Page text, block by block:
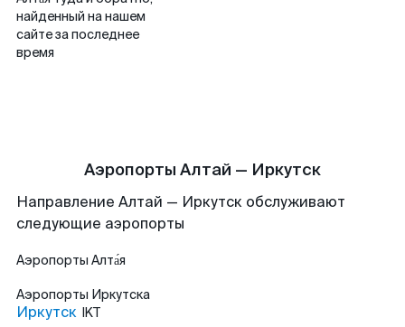
найденный на нашем
сайте за последнее
время
Аэропорты Алтай — Иркутск
Направление Алтай — Иркутск обслуживают
следующие аэропорты
Аэропорты Алта́я
Аэропорты Иркутска
Иркутск IKT